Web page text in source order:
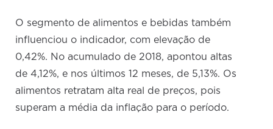
O segmento de alimentos e bebidas também
influenciou o indicador, com elevação de
0,42%. No acumulado de 2018, apontou altas
de 4,12%, e nos últimos 12 meses, de 5,13%. Os
alimentos retratam alta real de preços, pois
superam a média da inflação para o período.